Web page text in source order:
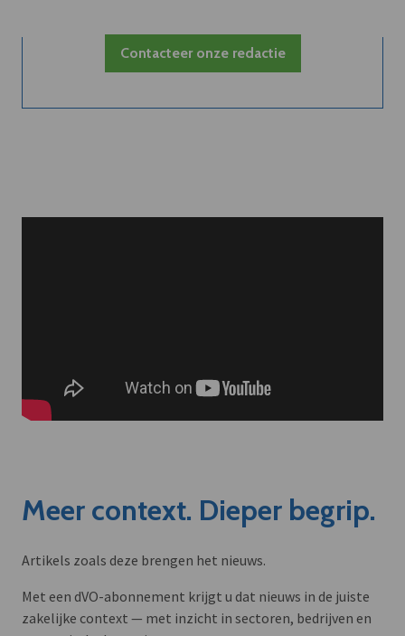
Contacteer onze redactie
Meer context. Dieper begrip.
Artikels zoals deze brengen het nieuws.
Met een dVO-abonnement krijgt u dat nieuws in de juiste
zakelijke context — met inzicht in sectoren, bedrijven en